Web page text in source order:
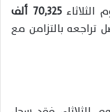
70,325 ألف
تراجعه بالتزامن مع